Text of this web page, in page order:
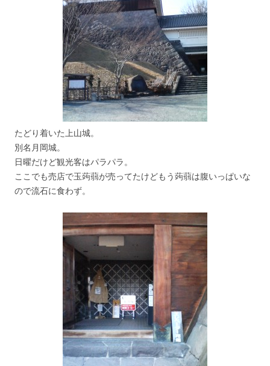
たどり着いた上山城。
別名月岡城。
日曜だけど観光客はパラパラ。
ここでも売店で玉蒟蒻が売ってたけどもう蒟蒻は腹いっぱいな
ので流石に食わず。